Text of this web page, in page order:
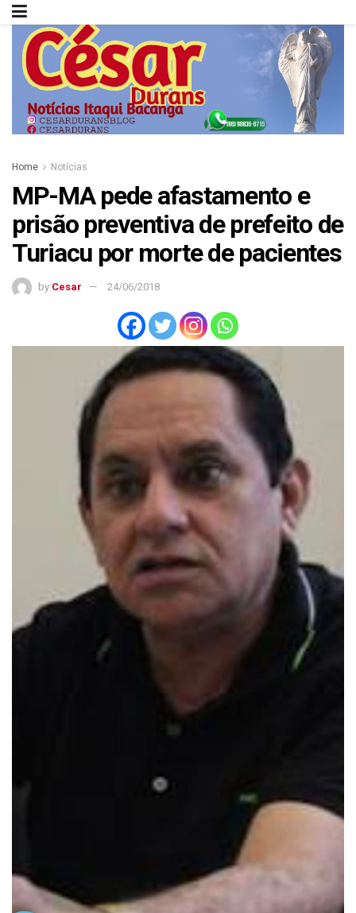
Home Notícias
MP-MA pede afastamento e
prisão preventiva de prefeito de
Turiacu por morte de pacientes
by Cesar 24/06/2018